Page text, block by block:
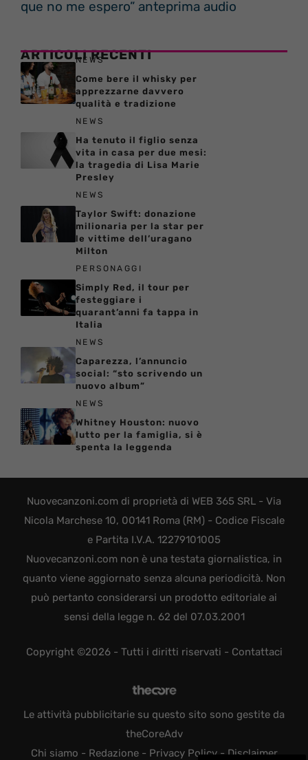
que no me espero” anteprima audio
ARTICOLI RECENTI
NEWS
Come bere il whisky per
apprezzarne davvero
qualità e tradizione
NEWS
Ha tenuto il figlio senza
vita in casa per due mesi:
la tragedia di Lisa Marie
Presley
NEWS
Taylor Swift: donazione
milionaria per la star per
le vittime dell’uragano
Milton
PERSONAGGI
Simply Red, il tour per
festeggiare i
quarant’anni fa tappa in
Italia
NEWS
Caparezza, l’annuncio
social: “sto scrivendo un
nuovo album”
NEWS
Whitney Houston: nuovo
lutto per la famiglia, si è
spenta la leggenda
Nuovecanzoni.com di proprietà di WEB 365 SRL - Via
Nicola Marchese 10, 00141 Roma (RM) - Codice Fiscale
e Partita I.V.A. 12279101005
Nuovecanzoni.com non è una testata giornalistica, in
quanto viene aggiornato senza alcuna periodicità. Non
può pertanto considerarsi un prodotto editoriale ai
sensi della legge n. 62 del 07.03.2001
Copyright ©2026 - Tutti i diritti riservati - Contattaci
Le attività pubblicitarie su questo sito sono gestite da
theCoreAdv
Chi siamo - Redazione- Privacy Policy- Disclaimer